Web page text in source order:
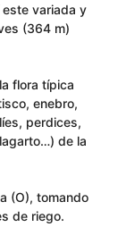
variada y
(364 m)
flora típica
enebro,
perdices,
de la
(O), tomando
de riego.